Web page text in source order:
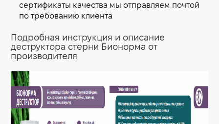
сертификаты качества мы отправляем почтой
по требованию клиента
Подробная инструкция и описание
деструктора стерни Бионорма от
производителя